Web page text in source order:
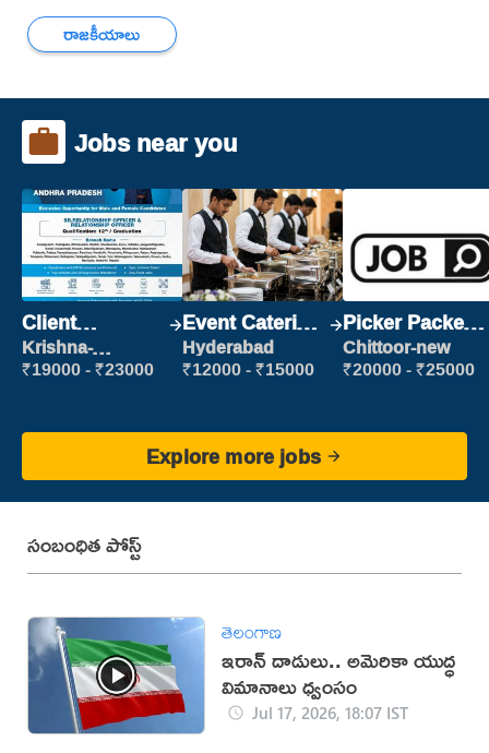
రాజకీయాలు
Jobs near you
Client
Relationship
Executive
Krishna-
vijayawada
₹19000 - ₹23000
Event Catering
Staff
Hyderabad
₹12000 - ₹15000
Picker Packer
(Picking &
Packing)
Chittoor-new
₹20000 - ₹25000
Explore more jobs
సంబంధిత పోస్ట్
తెలంగాణ
ఇరాన్‌ దాడులు.. అమెరికా యుద్ధ
విమానాలు ధ్వంసం
Jul 17, 2026, 18:07 IST